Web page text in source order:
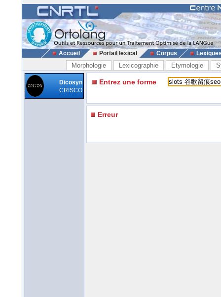
Accueil Portail lexical Corpus
Morphologie Lexicographie Etymologie
Dicosyn
CRISCO
Entrez une forme
Erreur